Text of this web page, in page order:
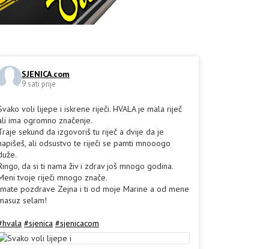
SJENICA.com
9 sati prije
voli lijepe i iskrene riječi. HVALA je mala riječ
ima ogromno značenje.
sekund da izgovoriš tu riječ a dvije da je
ali odsustvo te riječi se pamti mnooogo
da si ti nama živ i zdrav još mnogo godina.
tvoje riječi mnogo znače.
pozdrave Zejna i ti od moje Marine a od mene
selam!
#sjenica #sjenicacom